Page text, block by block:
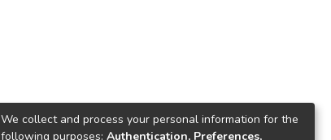
We collect and process your personal information for the
following purposes: Authentication, Preferences,